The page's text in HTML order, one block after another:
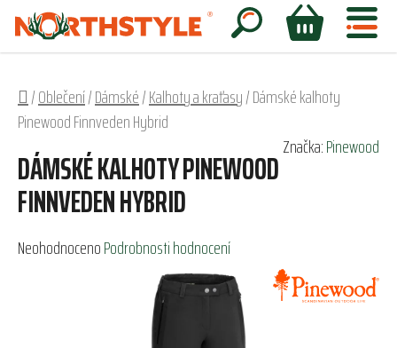
Přejít
obsah
Hledat
NÁKUPNÍ
Domů
/Oblečení/Dámské/Kalhoty a kraťasy/Dámské kalhoty
Pinewood Finnveden Hybrid
DÁMSKÉ KALHOTY PINEWOOD
FINNVEDEN HYBRID
Průměrné
NeohodnocenoPodrobnosti hodnocení
Značka:Pinewood